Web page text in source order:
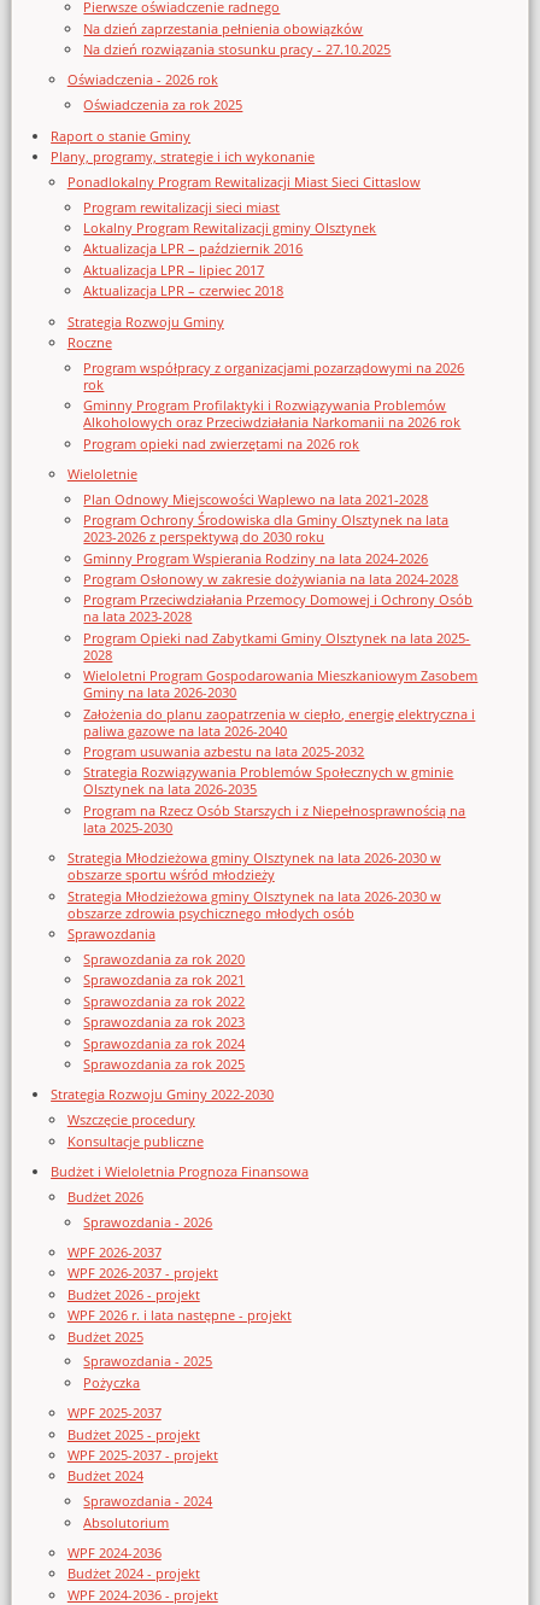
Pierwsze oświadczenie radnego
Na dzień zaprzestania pełnienia obowiązków
Na dzień rozwiązania stosunku pracy - 27.10.2025
Oświadczenia - 2026 rok
Oświadczenia za rok 2025
Raport o stanie Gminy
Plany, programy, strategie i ich wykonanie
Ponadlokalny Program Rewitalizacji Miast Sieci Cittaslow
Program rewitalizacji sieci miast
Lokalny Program Rewitalizacji gminy Olsztynek
Aktualizacja LPR – październik 2016
Aktualizacja LPR – lipiec 2017
Aktualizacja LPR – czerwiec 2018
Strategia Rozwoju Gminy
Roczne
Program współpracy z organizacjami pozarządowymi na 2026
rok
Gminny Program Profilaktyki i Rozwiązywania Problemów
Alkoholowych oraz Przeciwdziałania Narkomanii na 2026 rok
Program opieki nad zwierzętami na 2026 rok
Wieloletnie
Plan Odnowy Miejscowości Waplewo na lata 2021-2028
Program Ochrony Środowiska dla Gminy Olsztynek na lata
2023-2026 z perspektywą do 2030 roku
Gminny Program Wspierania Rodziny na lata 2024-2026
Program Osłonowy w zakresie dożywiania na lata 2024-2028
Program Przeciwdziałania Przemocy Domowej i Ochrony Osób
na lata 2023-2028
Program Opieki nad Zabytkami Gminy Olsztynek na lata 2025-
2028
Wieloletni Program Gospodarowania Mieszkaniowym Zasobem
Gminy na lata 2026-2030
Założenia do planu zaopatrzenia w ciepło, energię elektryczna i
paliwa gazowe na lata 2026-2040
Program usuwania azbestu na lata 2025-2032
Strategia Rozwiązywania Problemów Społecznych w gminie
Olsztynek na lata 2026-2035
Program na Rzecz Osób Starszych i z Niepełnosprawnością na
lata 2025-2030
Strategia Młodzieżowa gminy Olsztynek na lata 2026-2030 w
obszarze sportu wśród młodzieży
Strategia Młodzieżowa gminy Olsztynek na lata 2026-2030 w
obszarze zdrowia psychicznego młodych osób
Sprawozdania
Sprawozdania za rok 2020
Sprawozdania za rok 2021
Sprawozdania za rok 2022
Sprawozdania za rok 2023
Sprawozdania za rok 2024
Sprawozdania za rok 2025
Strategia Rozwoju Gminy 2022-2030
Wszczęcie procedury
Konsultacje publiczne
Budżet i Wieloletnia Prognoza Finansowa
Budżet 2026
Sprawozdania - 2026
WPF 2026-2037
WPF 2026-2037 - projekt
Budżet 2026 - projekt
WPF 2026 r. i lata następne - projekt
Budżet 2025
Sprawozdania - 2025
Pożyczka
WPF 2025-2037
Budżet 2025 - projekt
WPF 2025-2037 - projekt
Budżet 2024
Sprawozdania - 2024
Absolutorium
WPF 2024-2036
Budżet 2024 - projekt
WPF 2024-2036 - projekt